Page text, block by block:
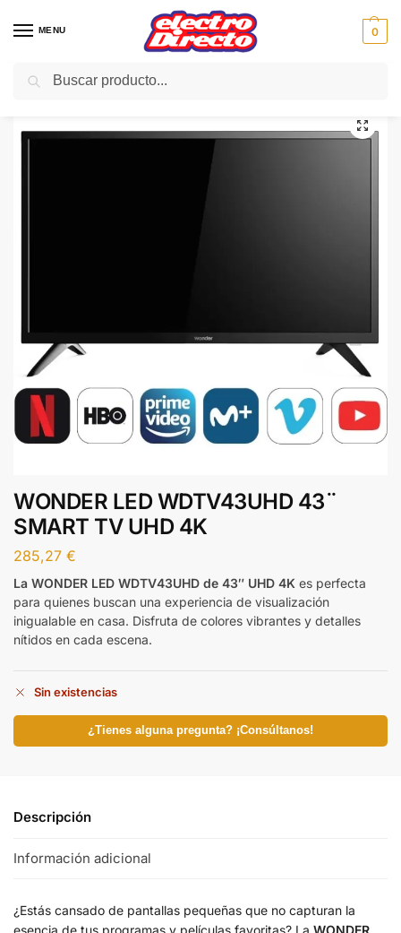
MENU 0
Inicio Gama marron / Televisión
WONDER LED WDTV43UHD 43¨
SMART TV UHD 4K
285,27 €
La WONDER LED WDTV43UHD de 43″ UHD 4K es perfecta
para quienes buscan una experiencia de visualización
inigualable en casa. Disfruta de colores vibrantes y detalles
nítidos en cada escena.
Sin existencias
¿Tienes alguna pregunta? ¡Consúltanos!
Descripción
Información adicional
¿Estás cansado de pantallas pequeñas que no capturan la
esencia de tus programas y películas favoritas? La WONDER